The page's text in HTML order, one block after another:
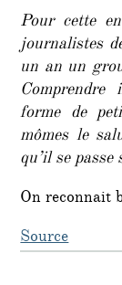
Pour cette
journalistes
un an un
forme de
mômes le
qu’il se
On reconnait
Source